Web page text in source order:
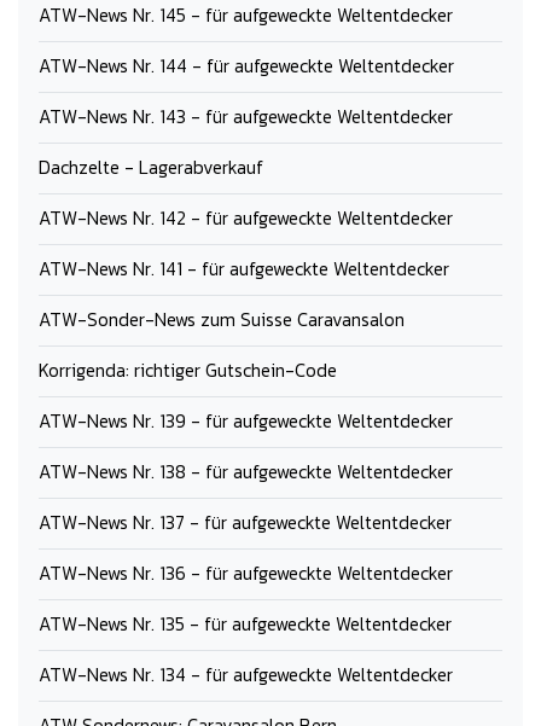
ATW-News Nr. 145 - für aufgeweckte Weltentdecker
ATW-News Nr. 144 - für aufgeweckte Weltentdecker
ATW-News Nr. 143 - für aufgeweckte Weltentdecker
Dachzelte - Lagerabverkauf
ATW-News Nr. 142 - für aufgeweckte Weltentdecker
ATW-News Nr. 141 - für aufgeweckte Weltentdecker
ATW-Sonder-News zum Suisse Caravansalon
Korrigenda: richtiger Gutschein-Code
ATW-News Nr. 139 - für aufgeweckte Weltentdecker
ATW-News Nr. 138 - für aufgeweckte Weltentdecker
ATW-News Nr. 137 - für aufgeweckte Weltentdecker
ATW-News Nr. 136 - für aufgeweckte Weltentdecker
ATW-News Nr. 135 - für aufgeweckte Weltentdecker
ATW-News Nr. 134 - für aufgeweckte Weltentdecker